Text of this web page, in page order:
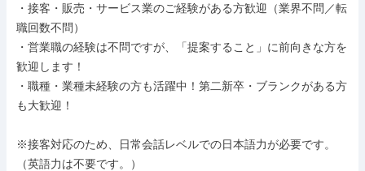
・接客・販売・サービス業のご経験がある方歓迎（業界不問／転
職回数不問）
・営業職の経験は不問ですが、「提案すること」に前向きな方を
歓迎します！
・職種・業種未経験の方も活躍中！第二新卒・ブランクがある方
も大歓迎！
※接客対応のため、日常会話レベルでの日本語力が必要です。
（英語力は不要です。）